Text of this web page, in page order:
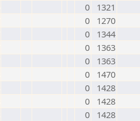
0
1321
0
1270
0
1344
0
1363
0
1363
0
1470
0
1428
0
1428
0
1428